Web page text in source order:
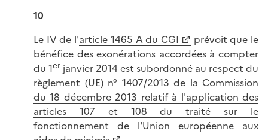
10
Le IV de l'article 1465 A du CGI
prévoit que le
bénéfice des exonérations accordées à compter
du 1er janvier 2014 est subordonné au respect du
règlement (UE) n° 1407/2013 de la Commission
du 18 décembre 2013 relatif à l'application des
articles 107 et 108 du traité sur le
fonctionnement de l'Union européenne aux